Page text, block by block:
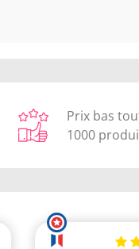
Prix bas
1000